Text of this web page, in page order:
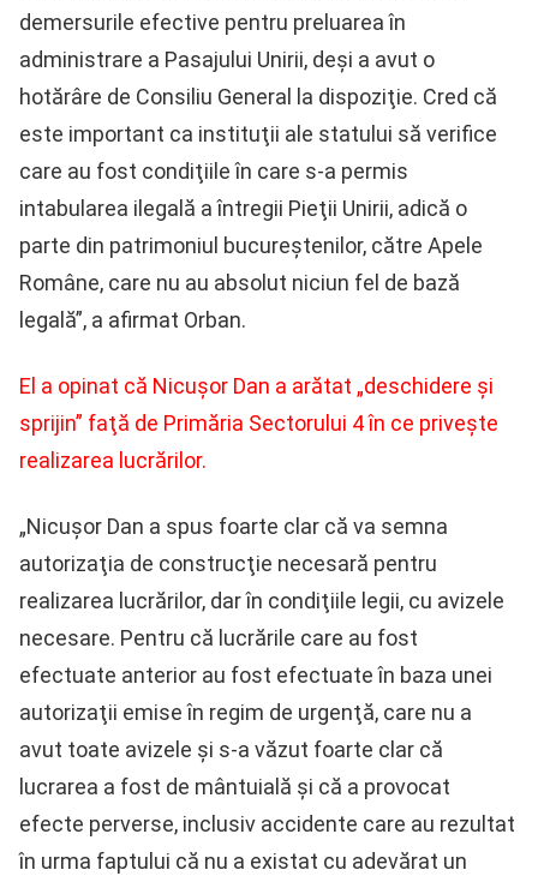
demersurile efective pentru preluarea în
administrare a Pasajului Unirii, deşi a avut o
hotărâre de Consiliu General la dispoziţie. Cred că
este important ca instituţii ale statului să verifice
care au fost condiţiile în care s-a permis
intabularea ilegală a întregii Pieţii Unirii, adică o
parte din patrimoniul bucureştenilor, către Apele
Române, care nu au absolut niciun fel de bază
legală”, a afirmat Orban.
El a opinat că Nicuşor Dan a arătat „deschidere şi
sprijin” faţă de Primăria Sectorului 4 în ce priveşte
realizarea lucrărilor.
„Nicuşor Dan a spus foarte clar că va semna
autorizaţia de construcţie necesară pentru
realizarea lucrărilor, dar în condiţiile legii, cu avizele
necesare. Pentru că lucrările care au fost
efectuate anterior au fost efectuate în baza unei
autorizaţii emise în regim de urgenţă, care nu a
avut toate avizele şi s-a văzut foarte clar că
lucrarea a fost de mântuială şi că a provocat
efecte perverse, inclusiv accidente care au rezultat
în urma faptului că nu a existat cu adevărat un